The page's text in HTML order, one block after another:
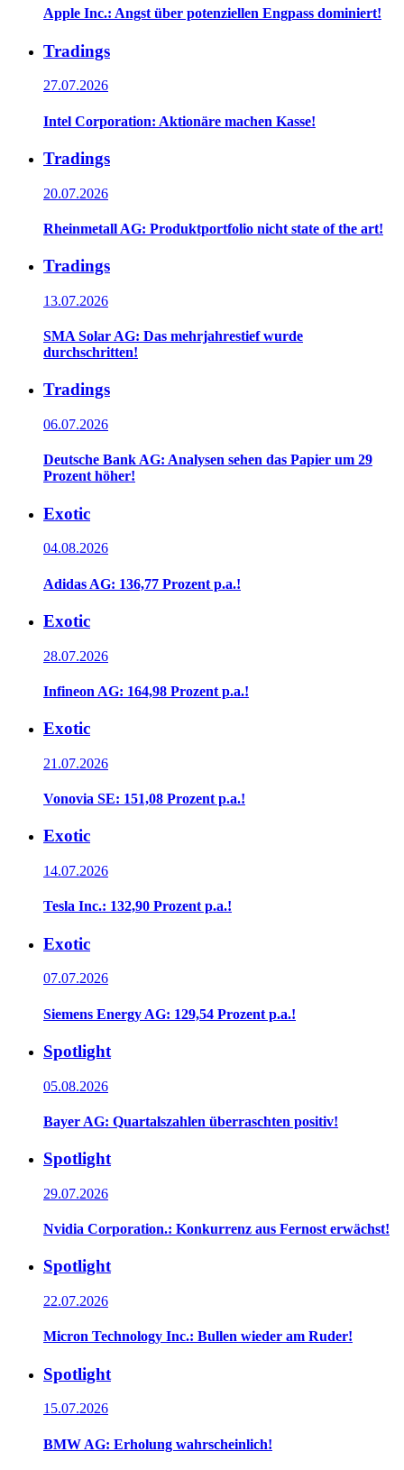
Apple Inc.: Angst über potenziellen Engpass dominiert!
Tradings
27.07.2026
Intel Corporation: Aktionäre machen Kasse!
Tradings
20.07.2026
Rheinmetall AG: Produktportfolio nicht state of the art!
Tradings
13.07.2026
SMA Solar AG: Das mehrjahrestief wurde
durchschritten!
Tradings
06.07.2026
Deutsche Bank AG: Analysen sehen das Papier um 29
Prozent höher!
Exotic
04.08.2026
Adidas AG: 136,77 Prozent p.a.!
Exotic
28.07.2026
Infineon AG: 164,98 Prozent p.a.!
Exotic
21.07.2026
Vonovia SE: 151,08 Prozent p.a.!
Exotic
14.07.2026
Tesla Inc.: 132,90 Prozent p.a.!
Exotic
07.07.2026
Siemens Energy AG: 129,54 Prozent p.a.!
Spotlight
05.08.2026
Bayer AG: Quartalszahlen überraschten positiv!
Spotlight
29.07.2026
Nvidia Corporation.: Konkurrenz aus Fernost erwächst!
Spotlight
22.07.2026
Micron Technology Inc.: Bullen wieder am Ruder!
Spotlight
15.07.2026
BMW AG: Erholung wahrscheinlich!